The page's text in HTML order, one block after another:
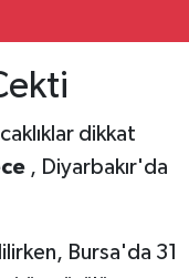
dikkat
, Diyarbakır'da
Bursa'da 31